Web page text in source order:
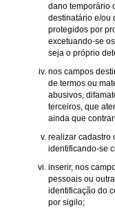
dano temporário
destinatário e/ou
protegidos por
excetuando-se
seja o próprio
nos campos
de termos ou
abusivos,
terceiros, que
ainda que
realizar cadastro
identificando-se
inserir, nos
pessoais ou
identificação do
por sigilo;